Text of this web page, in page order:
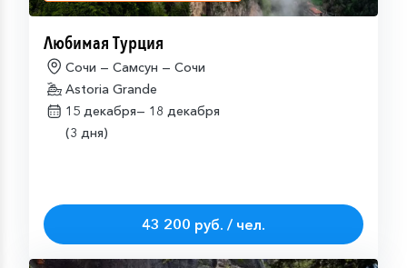
Любимая Турция
Сочи — Самсун — Сочи
Astoria Grande
15 декабря— 18 декабря
(3 дня)
43 200 руб. / чел.